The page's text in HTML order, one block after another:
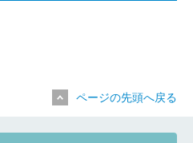
ページの先頭へ戻る